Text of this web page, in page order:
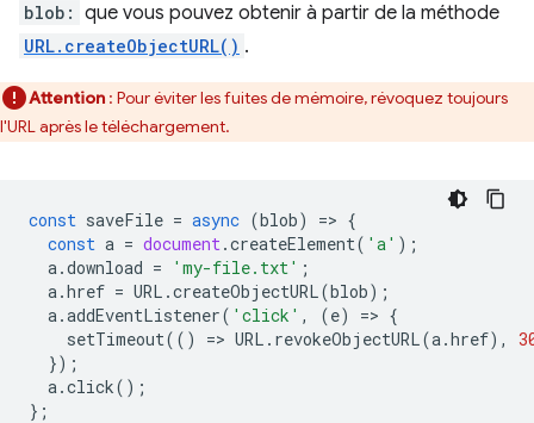
blob: que vous pouvez obtenir à partir de la méthode
URL.createObjectURL() .
Attention : Pour éviter les fuites de mémoire, révoquez toujours
l'URL après le téléchargement.
const saveFile = async (blob) => {
const a = document.createElement( 'a' );
a.download = 'my-file.txt' ;
a.href = URL .createObjectURL(blob);
a.addEventListener( 'click' , (e) => {
setTimeout(() => URL . revokeObjectURL(a.href),
});
a.click();
};